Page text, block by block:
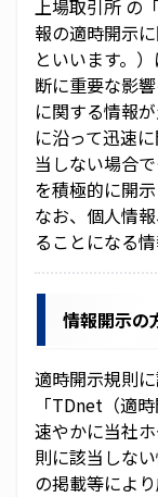
ＥＷＪ
投資家情報
財務ハイライト
CAICA Report
株式の諸手続きに
ディスクロージャー
コーポレートガバ
上場取引所 の
報の適時開示
といいます。
断に重要な影
に関する情報
に沿って迅速
当しない場合
を積極的に開示
なお、個人情
ることになる
情報開示の
適時開示規則
「TDnet（適
速やかに当社
則に該当しな
の掲載等により